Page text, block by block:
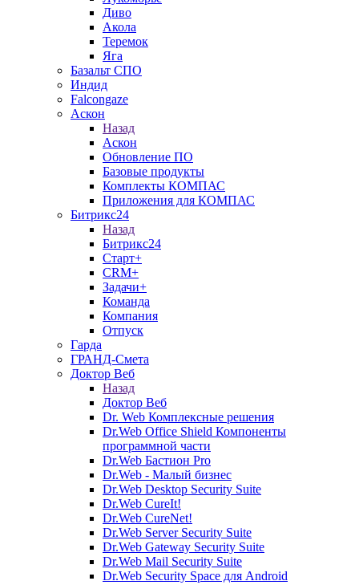
Диво
Акола
Теремок
Яга
Базальт СПО
Индид
Falcongaze
Аскон
Назад
Аскон
Обновление ПО
Базовые продукты
Комплекты КОМПАС
Приложения для КОМПАС
Битрикс24
Назад
Битрикс24
Старт+
CRM+
Задачи+
Команда
Компания
Отпуск
Гарда
ГРАНД-Смета
Доктор Веб
Назад
Доктор Веб
Dr. Web Комплексные решения
Dr.Web Office Shield Компоненты
программной части
Dr.Web Бастион Pro
Dr.Web - Малый бизнес
Dr.Web Desktop Security Suite
Dr.Web CureIt!
Dr.Web CureNet!
Dr.Web Server Security Suite
Dr.Web Gateway Security Suite
Dr.Web Mail Security Suite
Dr.Web Security Space для Android